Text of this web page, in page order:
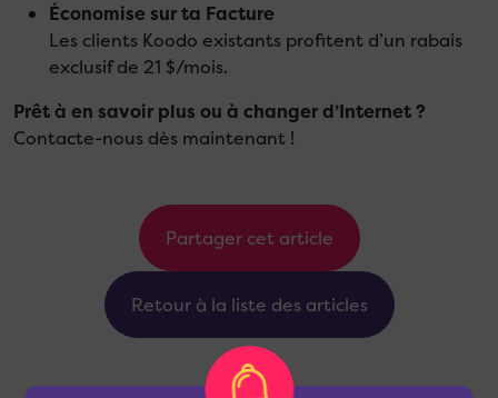
Économise sur ta Facture
Les clients Koodo existants profitent d’un rabais
exclusif de 21 $/mois.
Prêt à en savoir plus ou à changer d’Internet ?
Contacte-nous dès maintenant !
Partager cet article
Retour à la liste des articles